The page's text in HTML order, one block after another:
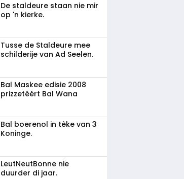
De staldeure staan nie mir
op 'n kierke.
Tusse de Staldeure mee
schilderije van Ad Seelen.
Bal Maskee edisie 2008
prizzetéért Bal Wana
Bal boerenol in tèke van 3
Koninge.
LeutNeutBonne nie
duurder di jaar.